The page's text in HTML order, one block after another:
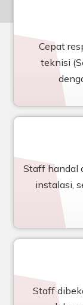
Cepat
teknisi
Staff handal
instalasi,
Staff